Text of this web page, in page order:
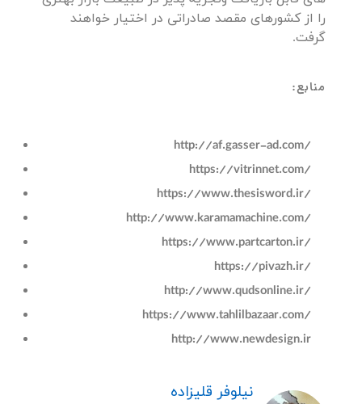
را از کشورهای مقصد صادراتی در اختیار خواهند
گرفت.
منابع:
http://af.gasser-ad.com/
https://vitrinnet.com/
https://www.thesisword.ir/
http://www.karamamachine.com/
https://www.partcarton.ir/
https://pivazh.ir/
http://www.qudsonline.ir/
https://www.tahlilbazaar.com/
http://www.newdesign.ir
نیلوفر قلیزاده